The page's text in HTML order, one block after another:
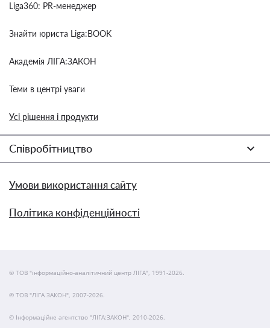
Liga360: PR-менеджер
Знайти юриста Liga:BOOK
Академія ЛІГА:ЗАКОН
Теми в центрі уваги
Усі рішення і продукти
Співробітництво
Умови використання сайту
Політика конфіденційності
© ТОВ "інформаційно-аналітичний центр ЛІГА", 1991-2026.
© ТОВ "ЛІГА ЗАКОН", 2007-2026.
© Інформаційне агентство "ЛІГА:ЗАКОН", 2010-2026.